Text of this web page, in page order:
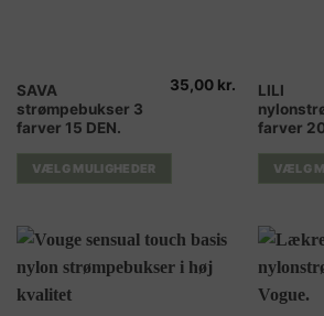
SAVA
strømpebukser 3
farver 15 DEN.
35,00 kr.
VÆLG MULIGHEDER
Dette
vare
har
flere
varianter.
kan
vælges
på
varesiden
LILI
farver
VÆLG
Dette
vare
har
flere
kan
vælges
på
varesiden